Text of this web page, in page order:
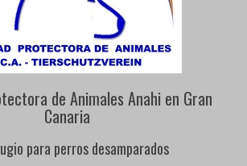
de Animales Anahi en Gran
Canaria
para perros desamparados